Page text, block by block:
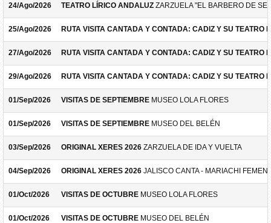
24/Ago/2026 TEATRO LÍRICO ANDALUZ ZARZUELA "EL BARBERO DE
25/Ago/2026 RUTA VISITA CANTADA Y CONTADA: CADIZ Y SU TEATRO
27/Ago/2026 RUTA VISITA CANTADA Y CONTADA: CADIZ Y SU TEATRO
29/Ago/2026 RUTA VISITA CANTADA Y CONTADA: CADIZ Y SU TEATRO
01/Sep/2026 VISITAS DE SEPTIEMBRE MUSEO LOLA FLORES
01/Sep/2026 VISITAS DE SEPTIEMBRE MUSEO DEL BELÉN
03/Sep/2026 ORIGINAL XERES 2026 ZARZUELA DE IDA Y VUELTA
04/Sep/2026 ORIGINAL XERES 2026 JALISCO CANTA - MARIACHI
01/Oct/2026 VISITAS DE OCTUBRE MUSEO LOLA FLORES
01/Oct/2026 VISITAS DE OCTUBRE MUSEO DEL BELÉN